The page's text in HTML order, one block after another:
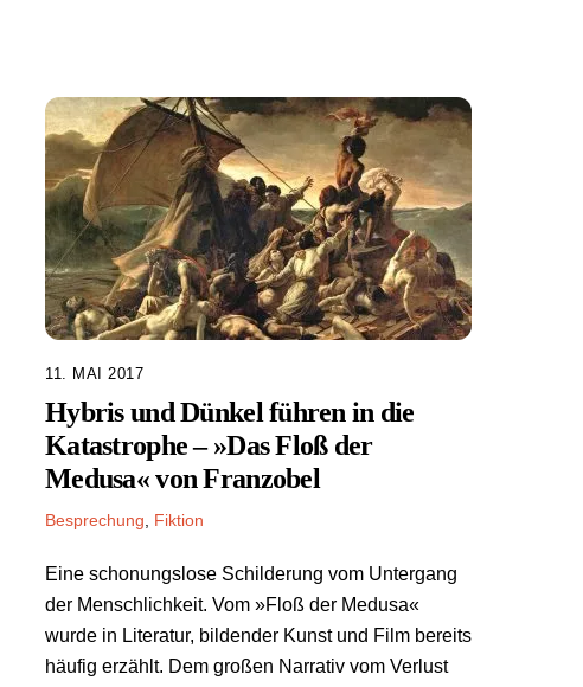
11. MAI 2017
Hybris und Dünkel führen in die
Katastrophe – »Das Floß der
Medusa« von Franzobel
Besprechung Fiktion
Eine schonungslose Schilderung vom Untergang
der Menschlichkeit. Vom »Floß der Medusa«
wurde in Literatur, bildender Kunst und Film bereits
häufig erzählt. Dem großen Narrativ vom Verlust